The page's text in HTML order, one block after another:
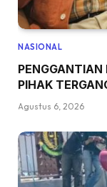
NASIONAL
PENGGANTIAN
PIHAK
Agustus 6, 2026